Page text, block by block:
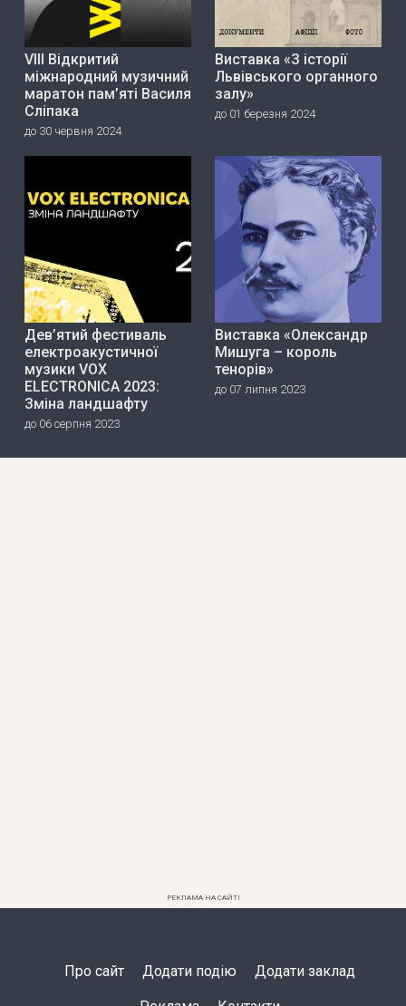
VIII Відкритий
міжнародний музичний
маратон пам’яті Василя
Сліпака
до 30 червня 2024
Виставка «З історії
Львівського органного
залу»
до 01 березня 2024
Дев’ятий фестиваль
електроакустичної
музики VOX
ELECTRONICA 2023:
Зміна ландшафту
до 06 серпня 2023
Виставка «Олександр
Мишуга – король
тенорів»
до 07 липня 2023
РЕКЛАМА НА САЙТІ
Про сайт Додати подію Додати заклад